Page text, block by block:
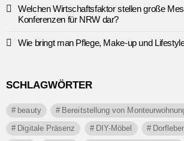
Welchen Wirtschaftsfaktor stellen große
Konferenzen für NRW dar?
Wie bringt man Pflege, Make-up und
SCHLAGWÖRTER
beauty
Bereitstellung von
Digitale Präsenz
DIY-Möbel